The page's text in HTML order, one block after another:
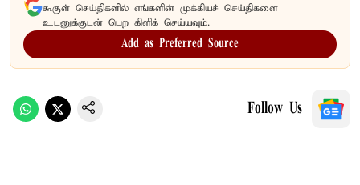
கூகுள் செய்திகளில் எங்களின் முக்கியச் செய்திகளை
உடனுக்குடன் பெற கிளிக் செய்யவும்.
Add as Preferred Source
Follow Us